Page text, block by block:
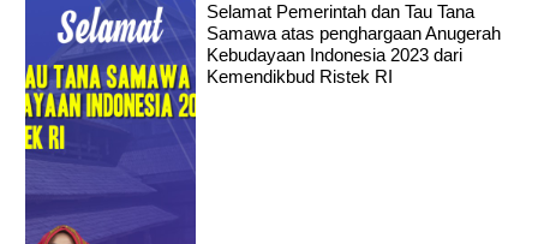
Selamat Pemerintah dan Tau Tana
Samawa atas penghargaan Anugerah
Kebudayaan Indonesia 2023 dari
Kemendikbud Ristek RI